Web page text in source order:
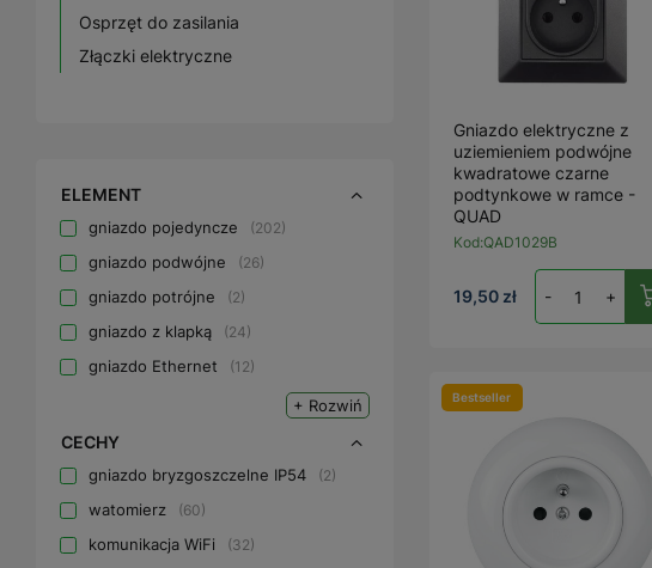
Osprzęt do zasilania
Złączki elektryczne
ELEMENT
gniazdo pojedyncze 202
gniazdo podwójne 26
gniazdo potrójne 2
gniazdo z klapką 24
gniazdo Ethernet 12
+ Rozwiń
CECHY
gniazdo bryzgoszczelne IP54 2
watomierz 60
komunikacja WiFi 32
Gniazdo elektryczne z
uziemieniem podwójne
kwadratowe czarne
podtynkowe w ramce -
QUAD
Kod:QAD1029B
19,50 zł - +
Bestseller